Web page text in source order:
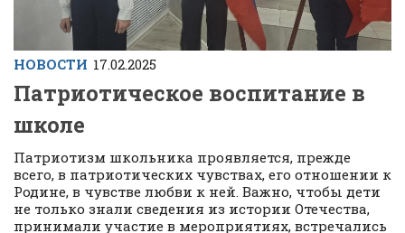
НОВОСТИ 17.02.2025
Патриотическое воспитание в
школе
Патриотизм школьника проявляется, прежде
всего, в патриотических чувствах, его отношении к
Родине, в чувстве любви к ней. Важно, чтобы дети
не только знали сведения из истории Отечества,
принимали участие в мероприятиях, встречались